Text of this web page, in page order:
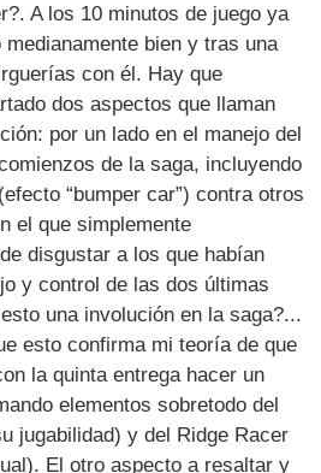
A los 10 minutos de juego ya
bien y tras una
con él. Hay que
dos aspectos que llaman
por un lado en el manejo del
de la saga, incluyendo
“bumper car”) contra otros
el que simplemente
disgustar a los que habían
y control de las dos últimas
una involución en la saga?...
esto confirma mi teoría de que
la quinta entrega hacer un
elementos sobretodo del
jugabilidad) y del Ridge Racer
El otro aspecto a resaltar y